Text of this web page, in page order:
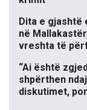
Dita e gjashtë
në
vreshta të
“Ai është
shpërthen
diskutimet,